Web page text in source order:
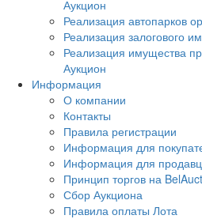
Аукцион
Реализация автопарков
Реализация залогового
Реализация имущества
Аукцион
Информация
О компании
Контакты
Правила регистрации
Информация для
Информация для
Принцип торгов на
Сбор Аукциона
Правила оплаты Лота